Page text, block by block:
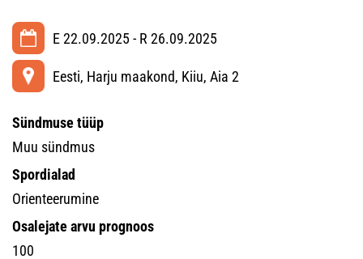
E 22.09.2025 - R 26.09.2025
Eesti, Harju maakond, Kiiu, Aia 2
Sündmuse tüüp
Muu sündmus
Spordialad
Orienteerumine
Osalejate arvu prognoos
100